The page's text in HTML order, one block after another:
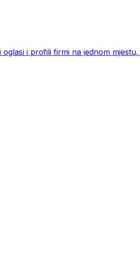
i profili firmi na jednom